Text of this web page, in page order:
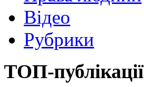
Відео
Рубрики
ТОП-публікації